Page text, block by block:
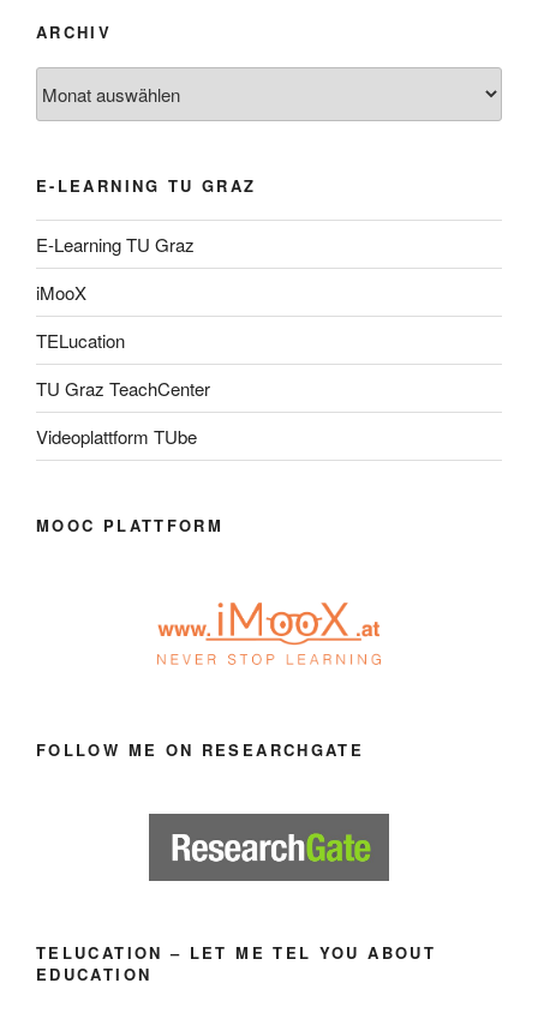
ARCHIV
E-LEARNING TU GRAZ
E-Learning TU Graz
iMooX
TELucation
TU Graz TeachCenter
Videoplattform TUbe
MOOC PLATTFORM
FOLLOW ME ON RESEARCHGATE
TELUCATION – LET ME TEL YOU ABOUT
EDUCATION